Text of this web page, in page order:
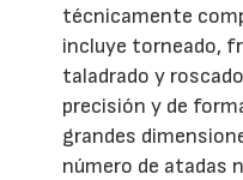
técnicamente
incluye torneado,
taladrado y
precisión y de
grandes
número de atadas